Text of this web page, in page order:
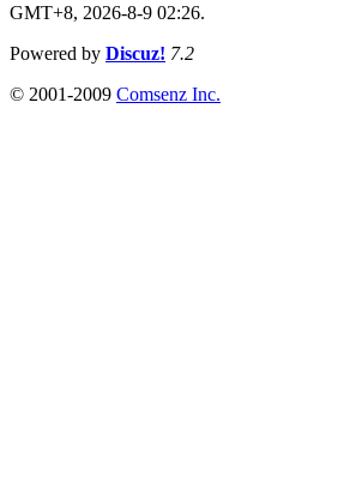
GMT+8, 2026-8-9 02:26.
Powered by Discuz! 7.2
© 2001-2009 Comsenz Inc.